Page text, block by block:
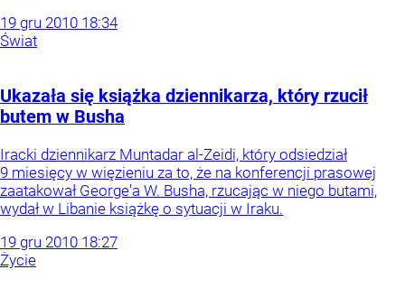
19 gru 2010 18:34
Świat
Ukazała się książka dziennikarza, który rzucił
butem w Busha
Iracki dziennikarz Muntadar al-Zeidi, który odsiedział
9 miesięcy w więzieniu za to, że na konferencji prasowej
zaatakował George'a W. Busha, rzucając w niego butami,
wydał w Libanie książkę o sytuacji w Iraku.
19 gru 2010 18:27
Życie